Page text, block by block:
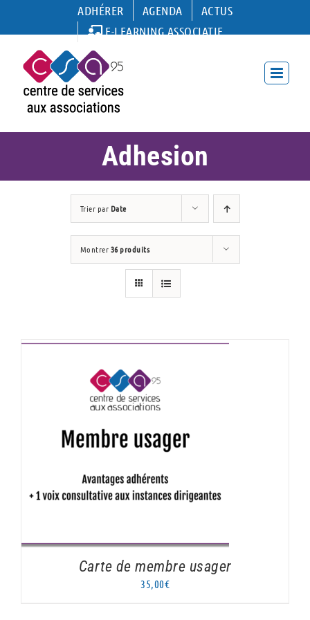
ADHÉRER AGENDA
ACTUS
E-LEARNING ASSOCIATIF
Adhesion
Trier par Date
Montrer36 produits
AJOUTER AU PANIER / DÉTAILS
Carte de membre usager
35,00€